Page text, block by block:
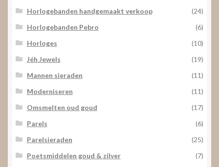
Horlogebanden handgemaakt verkoop
(24)
Horlogebanden Pebro
(6)
Horloges
(10)
Jéh Jewels
(19)
Mannen sieraden
(11)
Moderniseren
(11)
Omsmelten oud goud
(17)
Parels
(6)
Parelsieraden
(25)
Poetsmiddelen goud & zilver
(7)